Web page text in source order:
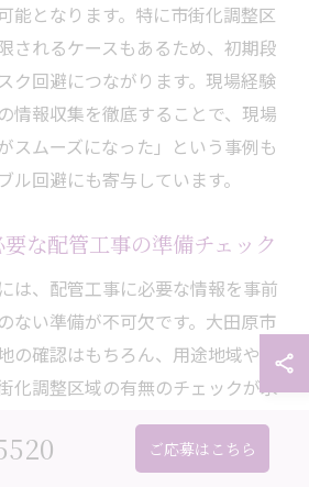
能となります。特に市街化調整区
されるケースもあるため、初期段
ク回避につながります。現場経験
情報収集を徹底することで、現場
スムーズになった」という事例も
ル回避にも寄与しています。
な配管工事の準備チェック
は、配管工事に必要な情報を事前
ない準備が不可欠です。大田原市
の確認はもちろん、用途地域や都
化調整区域の有無のチェックが求
り、後工程での手戻りやトラブル
きます。
ご応募はこちら